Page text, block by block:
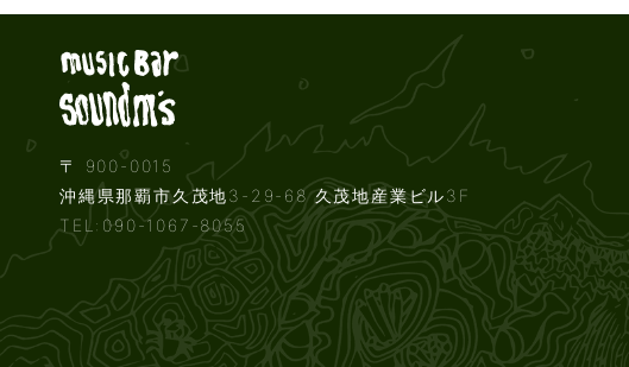
Live music bar
〒 900-0015
沖縄県那覇市久茂地3-29-68 久茂地産業ビル3F
TEL:090-1067-8055